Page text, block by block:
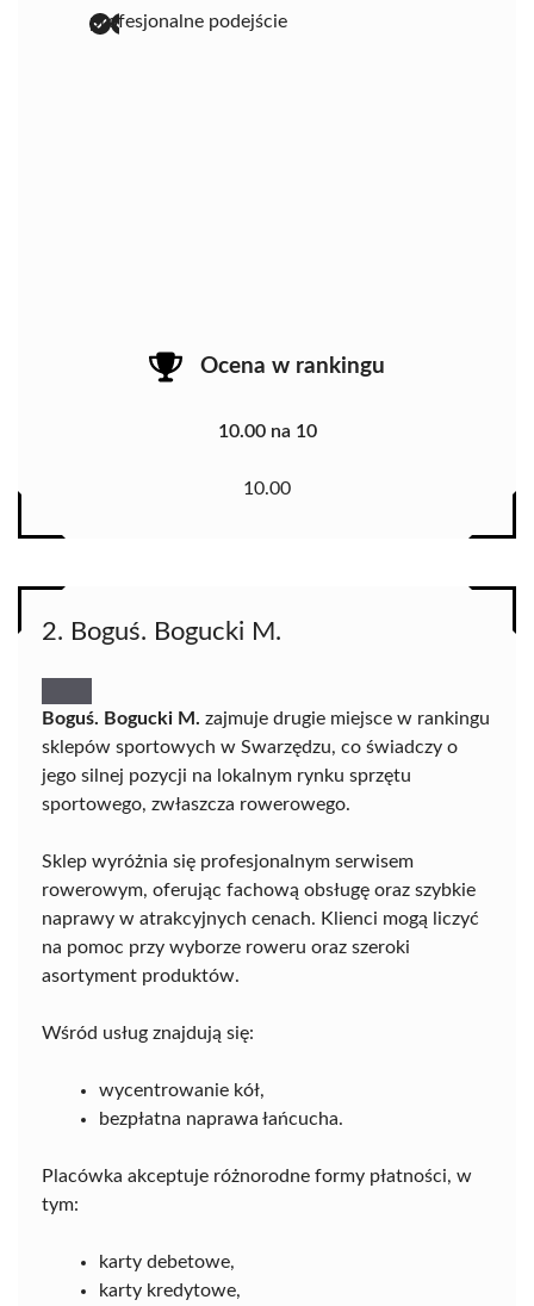
profesjonalne podejście
Ocena w rankingu
10.00 na 10
10.00
2. Boguś. Bogucki M.
Boguś. Bogucki M. zajmuje drugie miejsce w rankingu
sklepów sportowych w Swarzędzu, co świadczy o
jego silnej pozycji na lokalnym rynku sprzętu
sportowego, zwłaszcza rowerowego.
Sklep wyróżnia się profesjonalnym serwisem
rowerowym, oferując fachową obsługę oraz szybkie
naprawy w atrakcyjnych cenach. Klienci mogą liczyć
na pomoc przy wyborze roweru oraz szeroki
asortyment produktów.
Wśród usług znajdują się:
wycentrowanie kół,
bezpłatna naprawa łańcucha.
Placówka akceptuje różnorodne formy płatności, w
tym:
karty debetowe,
karty kredytowe,